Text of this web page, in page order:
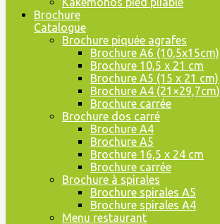
Brochure
Catalogue
Brochure piquée agrafes
Brochure A6 (10,5x15cm)
Brochure 10,5 x 21 cm
Brochure A5 (15 x 21 cm)
Brochure A4 (21×29,7cm)
Brochure carrée
Brochure dos carré
Brochure A4
Brochure A5
Brochure 16,5 x 24 cm
Brochure carrée
Brochure à spirales
Brochure spirales A5
Brochure spirales A4
Menu restaurant